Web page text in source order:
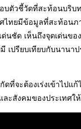
บตัวชี้วัดที่สะท้อนบริบ
ไทยมีข้อมูลที่สะท้อนภ
นชัด เห็นถึงจุดเด่นข
เปรียบเทียบกับนานา
ที่จะต้องเร่งเข้าไปแ
ละสังคมของประเทศใ